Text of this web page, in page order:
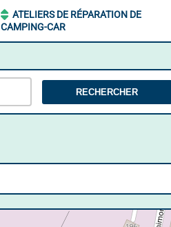
ATELIERS DE RÉPARATION DE
CAMPING-CAR
RECHERCHER